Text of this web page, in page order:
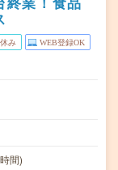
み WEB登録OK
間)